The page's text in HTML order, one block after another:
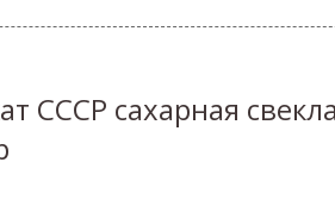
СССР сахарная